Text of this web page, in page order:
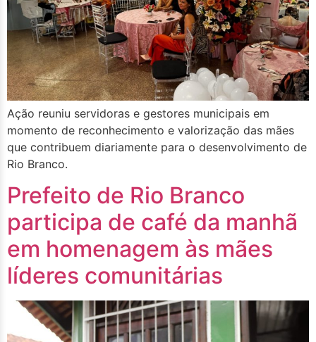
Ação reuniu servidoras e gestores municipais em
momento de reconhecimento e valorização das mães
que contribuem diariamente para o desenvolvimento de
Rio Branco.
Prefeito de Rio Branco
participa de café da manhã
em homenagem às mães
líderes comunitárias